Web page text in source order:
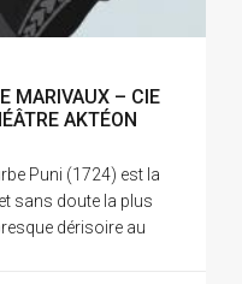
MARIVAUX – CIE
AKTÉON
Puni (1724) est la
sans doute la plus
dérisoire au